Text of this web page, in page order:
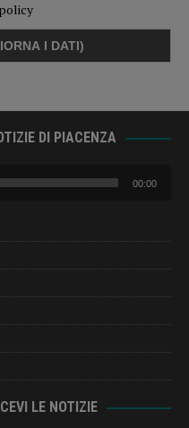
DI PIACENZA
00:00
LE NOTIZIE